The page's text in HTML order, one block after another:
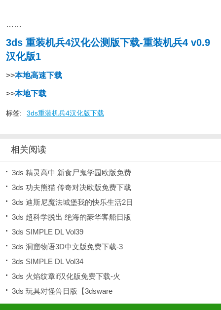
……
3ds 重装机兵4汉化公测版下载-重装机兵4 v0.9
汉化版1
>>本地高速下载
>>本地下载
标签: 3ds重装机兵4汉化版下载
相关阅读
3ds 精灵高中 新食尸鬼学园欧版免费
3ds 功夫熊猫 传奇对决欧版免费下载
3ds 迪斯尼魔法城堡我的快乐生活2日
3ds 超科学脱出 绝海的豪华客船日版
3ds SIMPLE DL Vol39
3ds 洞窟物语3D中文版免费下载-3
3ds SIMPLE DL Vol34
3ds 火焰纹章if汉化版免费下载-火
3ds 玩具对怪兽日版【3dsware